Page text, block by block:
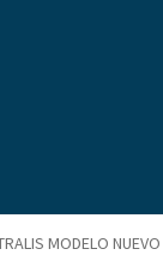
MODELO NUEVO